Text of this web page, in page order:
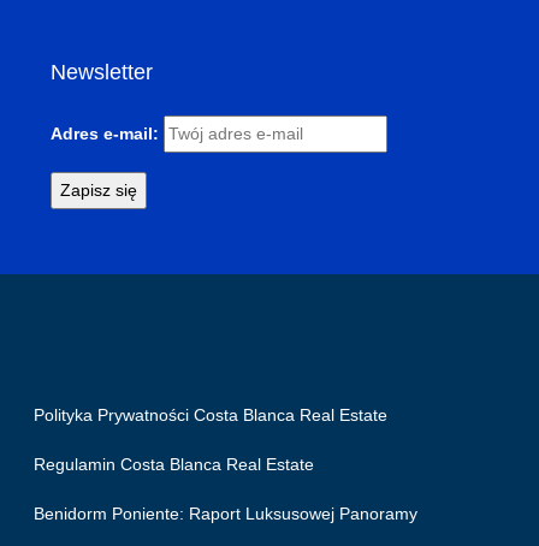
Newsletter
Adres e-mail:
Polityka Prywatności Costa Blanca Real Estate
Regulamin Costa Blanca Real Estate
Benidorm Poniente: Raport Luksusowej Panoramy